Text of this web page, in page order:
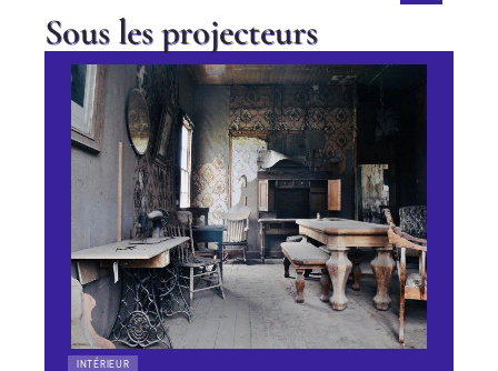
Sous les projecteurs
INTÉRIEUR